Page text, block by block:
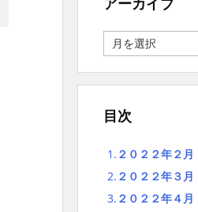
ー
カ
イ
目次
1. ２０２２年２月
2. ２０２２年３月
3. ２０２２年４月